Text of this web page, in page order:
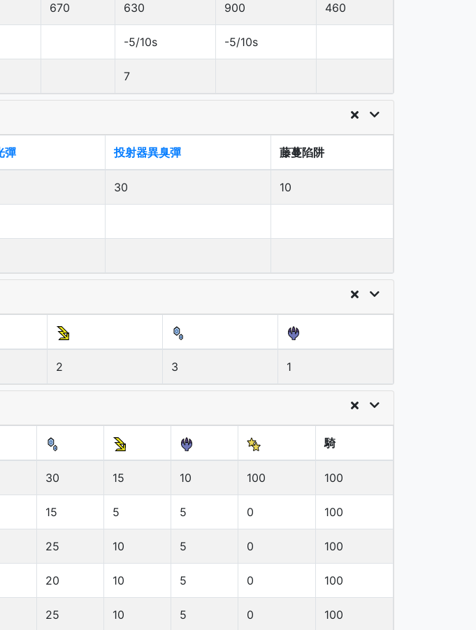
670 630 900 460
-5/10s -5/10s
7
彈 投射器異臭彈 藤蔓陷阱
30 10
2 3 1
騎
30 15 10 100 100
15 5 5 0 100
25 10 5 0 100
20 10 5 0 100
25 10 5 0 100